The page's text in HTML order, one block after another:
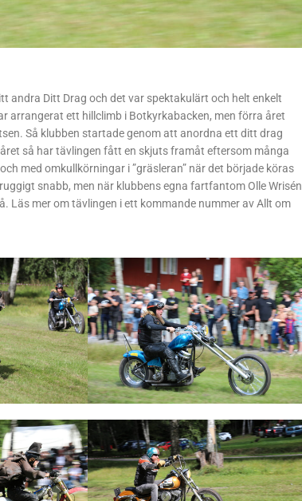
andra Ditt Drag och det var spektakulärt och helt enkelt
arrangerat ett hillclimb i Botkyrkabacken, men förra året
Så klubben startade genom att anordna ett ditt drag
så har tävlingen fått en skjuts framåt eftersom många
med omkullkörningar i ”gräsleran” när det började köras
snabb, men när klubbens egna fartfantom Olle Wrisén
Läs mer om tävlingen i ett kommande nummer av Allt om